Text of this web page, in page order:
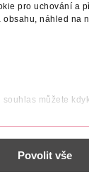
pro uchování a
náhled na
souhlas můžete
osobní údaje.
Povolit vše
které